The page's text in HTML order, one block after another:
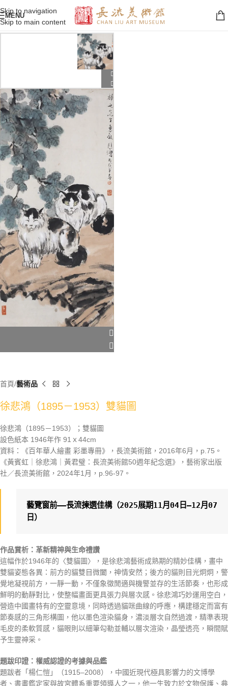
Skip to navigation
Skip to main content
MENU
首頁 藝術品
徐悲鴻（1895－1953）雙貓圖
徐悲鴻（1895－1953）；雙貓圖
設色紙本 1946年作 91ｘ44cm
資料：《百年華人繪畫 彩墨專冊》，長流美術館，2016年6月，p.75。
《黃賓虹｜徐悲鴻｜黃君璧：長流美術館50週年紀念選》，藝術家出版
社／長流美術館，2024年1月，p.96-97。
藝覽窗前——長流揀選佳構（2025展期11月04日—12月07
日）
作品賞析：革新精神與生命禮讚
這幅作於1946年的〈雙貓圖〉，是徐悲鴻藝術成熟期的精妙佳構，畫中
雙貓姿態各異：前方的貓雙目微闔，神情安然；後方的貓則目光炯炯，警
覺地凝視前方，一靜一動，不僅象徵閒適與機警並存的生活節奏，也形成
鮮明的動靜對比，使整幅畫面更具張力與層次感。徐悲鴻巧妙運用空白，
營造中國畫特有的空靈意境，同時透過貓咪曲線的呼應，構建穩定而富有
節奏感的三角形構圖，他以墨色渲染貓身，濃淡層次自然過渡，精準表現
毛皮的柔軟質感，貓眼則以細筆勾勒並輔以層次渲染，晶瑩透亮，瞬間賦
予生靈神采。
題跋印證：權威認證的考據與品鑑
題跋者「楊仁愷」（1915–2008），中國近現代極具影響力的文博學
者、書畫鑑定家與故宮體系重要領導人之一，他一生致力於文物保護、典